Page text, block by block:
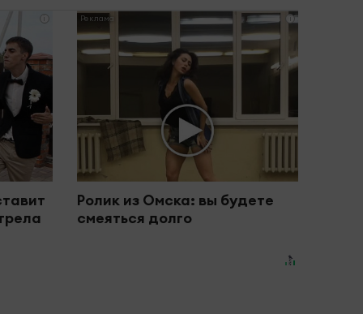
i
Ролик из Омска: вы будете
смеяться долго